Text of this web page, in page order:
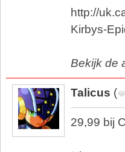
http://
Kirbys-
Bekijk de
Talicus (
29,99 bij